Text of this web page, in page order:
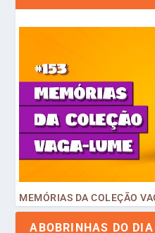
ABOBRINHAS DO DIA